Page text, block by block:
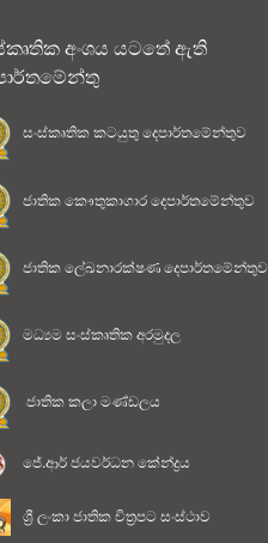
අංශය යටතේ ඇති
සංස්කෘතික කටයුතු දෙපාර්තමේන්තුව
ජාතික කෞතුකාගාර දෙපාර්තමේන්තුව
ජාතික ලේඛනාරක්ෂණ දෙපාර්තමේන්තුව
මධ්‍යම සංස්කෘතික අරමුදල
ජාතික කලා මණ්ඩලය
ජේ.ආර් ජයවර්ධන කේන්ද්‍රය
ශ්‍රී ලංකා ජාතික චිත්‍රපට සංස්ථාව